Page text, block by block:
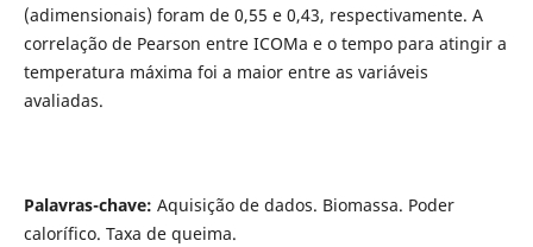
(adimensionais) foram de 0,55 e 0,43, respectivamente. A
correlação de Pearson entre ICOMa e o tempo para atingir a
temperatura máxima foi a maior entre as variáveis
avaliadas.
Palavras-chave: Aquisição de dados. Biomassa. Poder
calorífico. Taxa de queima.